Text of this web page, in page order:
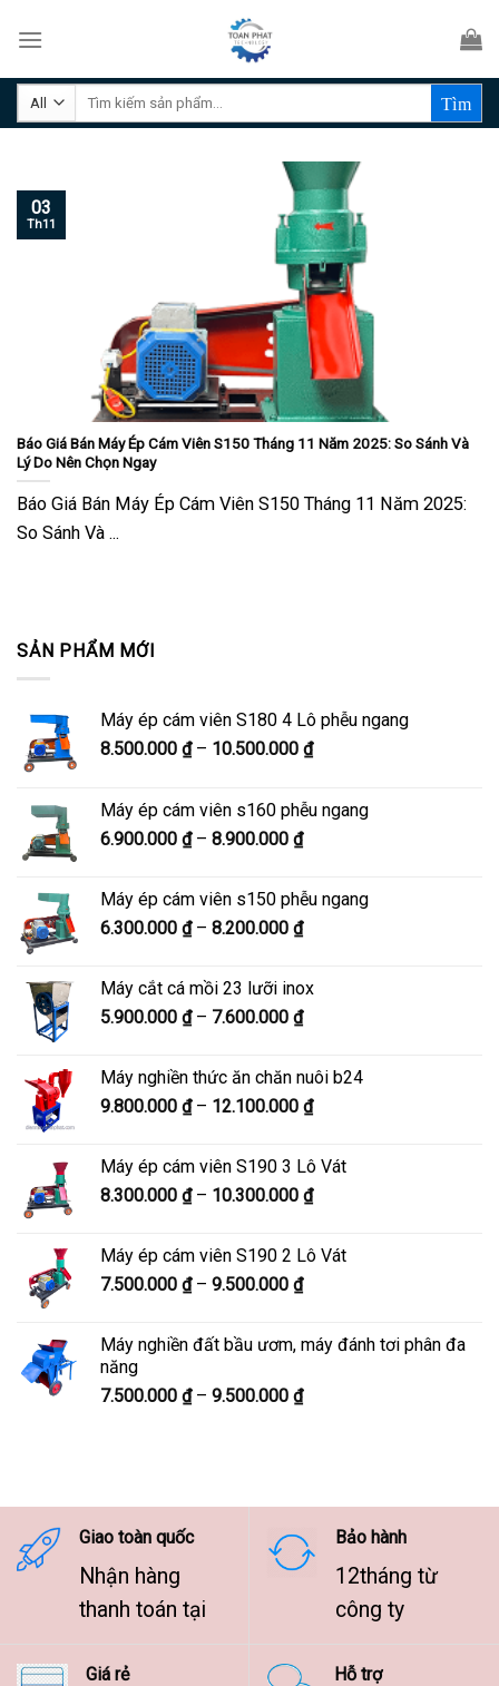
Tìm
SẢN PHẨM MỚI
Máy ép cám viên S180 4 Lô phễu ngang
8.500.000 ₫ – 10.500.000 ₫Khoảng
8.500.000 ₫
Máy ép cám viên s160 phễu ngang
6.900.000 ₫ – 8.900.000 ₫Khoảng
từ
6.900.000 ₫
đến
Máy ép cám viên s150 phễu ngang
6.300.000 ₫ – 8.200.000 ₫Khoảng
6.300.000 ₫
đến
Máy cắt cá mồi 23 lưỡi inox
5.900.000 ₫ – 7.600.000 ₫Khoảng
5.900.000 ₫
đến
Máy nghiền thức ăn chăn nuôi b24
9.800.000 ₫ – 12.100.000 ₫Khoảng
9.800.000 ₫
đến
Máy ép cám viên S190 3 Lô Vát
8.300.000 ₫ – 10.300.000 ₫Khoảng
8.300.000 ₫
Máy ép cám viên S190 2 Lô Vát
7.500.000 ₫ – 9.500.000 ₫Khoảng
7.500.000 ₫
9.500.000 ₫
Máy nghiền đất bầu ươm, máy đánh tơi phân đa
năng
7.500.000 ₫ – 9.500.000 ₫Khoảng
9.500.000 ₫
Báo Giá Bán Máy Ép Cám Viên S150 Tháng 11 Năm 2025: So Sánh Và
Lý Do Nên Chọn Ngay
Báo Giá Bán Máy Ép Cám Viên S150 Tháng 11 Năm 2025:
So Sánh Và ...
03
Th11
Giao toàn quốc
Nhận hàng
thanh toán tại
Bảo hành
12tháng từ
công ty
Giá rẻ Hỗ trợ